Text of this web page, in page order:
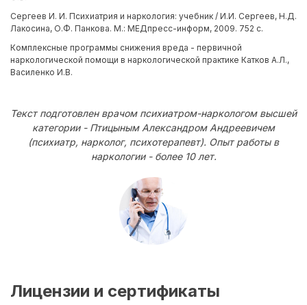
Сергеев И. И. Психиатрия и наркология: учебник / И.И. Сергеев, Н.Д.
Лакосина, О.Ф. Панкова. М.: МЕДпресс-информ, 2009. 752 с.
Комплексные программы снижения вреда - первичной
наркологической помощи в наркологической практике Катков А.Л.,
Василенко И.В.
Текст подготовлен врачом психиатром-наркологом высшей
категории - Птицыным Александром Андреевичем
(психиатр, нарколог, психотерапевт). Опыт работы в
наркологии - более 10 лет.
Лицензии и сертификаты